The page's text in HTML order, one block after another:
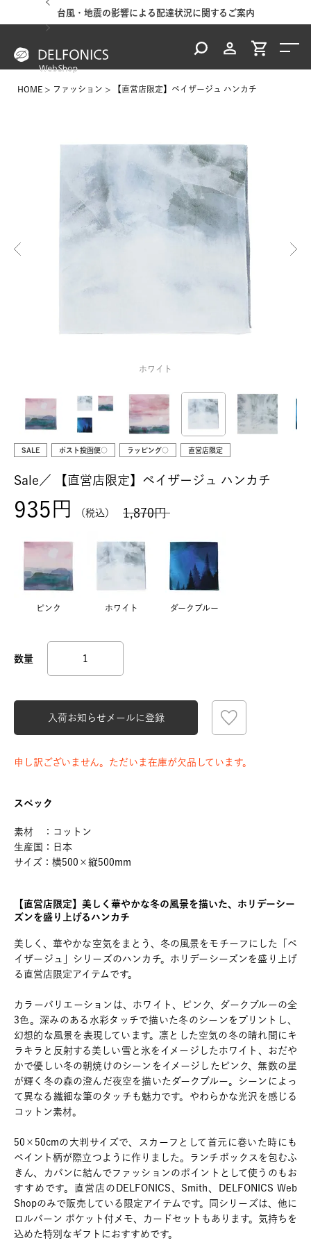
台風・地震の影響による配達状況に関するご案内
HOME ファッション 【直営店限定】ペイザージュ ハンカチ
ホワイト
SALE ポスト投函便○ ラッピング○ 直営店限定
Sale／ 【直営店限定】ペイザージュ ハンカチ
1,870
935 税込
ピンク ホワイト ダークブルー
入荷お知らせメールに登録
申し訳ございません。ただいま在庫が欠品しています。
スペック
素材 ：コットン
生産国：日本
サイズ：横500×縦500mm
【直営店限定】美しく華やかな冬の風景を描いた、ホリデーシー
ズンを盛り上げるハンカチ
美しく、華やかな空気をまとう、冬の風景をモチーフにした「ペ
イザージュ」シリーズのハンカチ。ホリデーシーズンを盛り上げ
る直営店限定アイテムです。
カラーバリエーションは、ホワイト、ピンク、ダークブルーの全
3色。深みのある水彩タッチで描いた冬のシーンをプリントし、
幻想的な風景を表現しています。凛とした空気の冬の晴れ間にキ
ラキラと反射する美しい雪と氷をイメージしたホワイト、おだや
かで優しい冬の朝焼けのシーンをイメージしたピンク、無数の星
が輝く冬の森の澄んだ夜空を描いたダークブルー。シーンによっ
て異なる繊細な筆のタッチも魅力です。やわらかな光沢を感じる
コットン素材。
50×50cmの大判サイズで、スカーフとして首元に巻いた時にも
ペイント柄が際立つように作りました。ランチボックスを包むふ
きん、カバンに結んでファッションのポイントとして使うのもお
すすめです。直営店のDELFONICS、Smith、DELFONICS Web
Shopのみで販売している限定アイテムです。同シリーズは、他に
ロルバーン ポケット付メモ、カードセットもあります。気持ちを
込めた特別なギフトにおすすめです。